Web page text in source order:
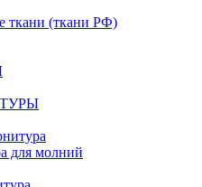
ткани (ткани РФ)
для молний